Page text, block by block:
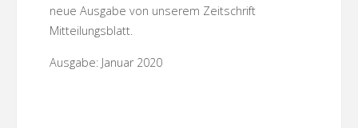
neue Ausgabe von unserem Zeitschrift
Mitteilungsblatt.
Ausgabe: Januar 2020